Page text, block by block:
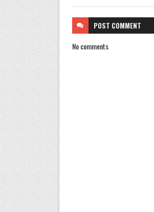
POST COMMENT
No comments